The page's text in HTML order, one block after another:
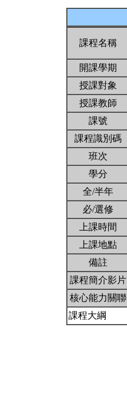
課程名稱
開課學期
授課對象
授課教師
課號
課程識別碼
班次
學分
全/半年
必/選修
上課時間
上課地點
備註
課程簡介影片
核心能力關聯
課程大綱